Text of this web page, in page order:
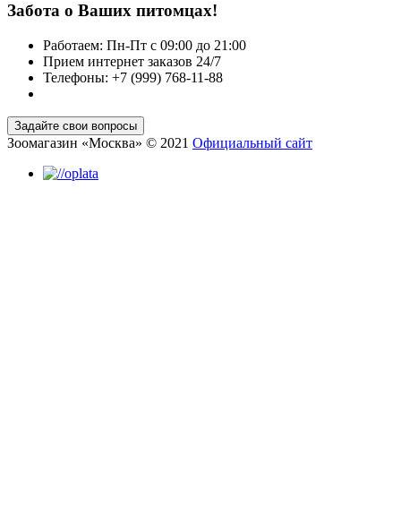
Забота о Ваших питомцах!
Работаем: Пн-Пт с 09:00 до 21:00
Прием интернет заказов 24/7
Телефоны: +7 (999) 768-11-88
Зоомагазин «Москва» © 2021 Официальный сайт